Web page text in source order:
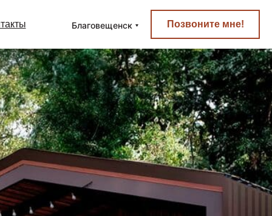
Позвоните мне!
Благовещенск